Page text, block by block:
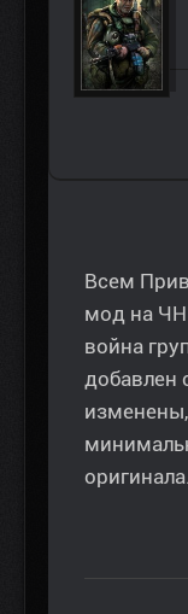
Всем
мод на ЧН
война
добавлен
оригинала.